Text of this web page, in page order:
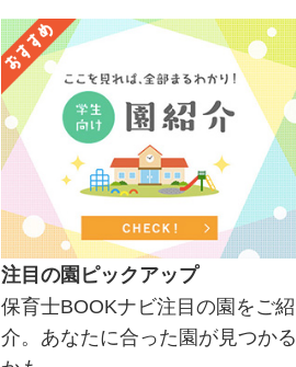
注目の園ピックアップ
保育士BOOKナビ注目の園をご紹
介。あなたに合った園が見つかる